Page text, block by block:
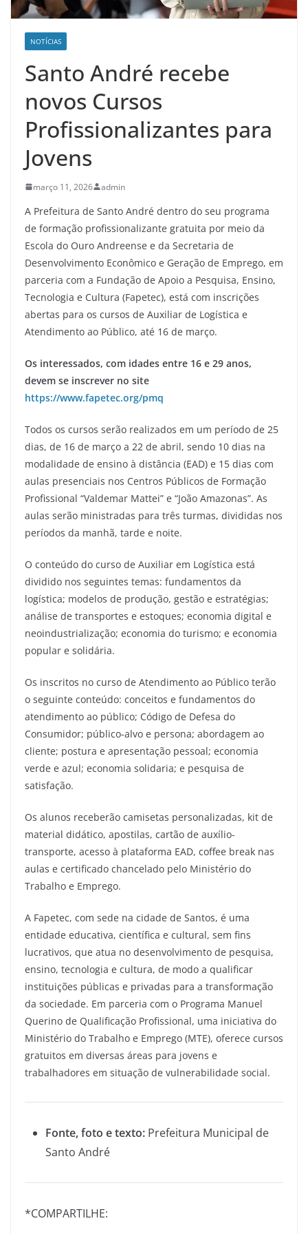
NOTÍCIAS
Santo André recebe
novos Cursos
Profissionalizantes para
Jovens
março 11, 2026 admin
A Prefeitura de Santo André dentro do seu programa
de formação profissionalizante gratuita por meio da
Escola do Ouro Andreense e da Secretaria de
Desenvolvimento Econômico e Geração de Emprego, em
parceria com a Fundação de Apoio a Pesquisa, Ensino,
Tecnologia e Cultura (Fapetec), está com inscrições
abertas para os cursos de Auxiliar de Logística e
Atendimento ao Público, até 16 de março.
Os interessados, com idades entre 16 e 29 anos,
devem se inscrever no site
https://www.fapetec.org/pmq
Todos os cursos serão realizados em um período de 25
dias, de 16 de março a 22 de abril, sendo 10 dias na
modalidade de ensino à distância (EAD) e 15 dias com
aulas presenciais nos Centros Públicos de Formação
Profissional “Valdemar Mattei” e “João Amazonas”. As
aulas serão ministradas para três turmas, divididas nos
períodos da manhã, tarde e noite.
O conteúdo do curso de Auxiliar em Logística está
dividido nos seguintes temas: fundamentos da
logística; modelos de produção, gestão e estratégias;
análise de transportes e estoques; economia digital e
neoindustrialização; economia do turismo; e economia
popular e solidária.
Os inscritos no curso de Atendimento ao Público terão
o seguinte conteúdo: conceitos e fundamentos do
atendimento ao público; Código de Defesa do
Consumidor; público-alvo e persona; abordagem ao
cliente; postura e apresentação pessoal; economia
verde e azul; economia solidaria; e pesquisa de
satisfação.
Os alunos receberão camisetas personalizadas, kit de
material didático, apostilas, cartão de auxílio-
transporte, acesso à plataforma EAD, coffee break nas
aulas e certificado chancelado pelo Ministério do
Trabalho e Emprego.
A Fapetec, com sede na cidade de Santos, é uma
entidade educativa, científica e cultural, sem fins
lucrativos, que atua no desenvolvimento de pesquisa,
ensino, tecnologia e cultura, de modo a qualificar
instituições públicas e privadas para a transformação
da sociedade. Em parceria com o Programa Manuel
Querino de Qualificação Profissional, uma iniciativa do
Ministério do Trabalho e Emprego (MTE), oferece cursos
gratuitos em diversas áreas para jovens e
trabalhadores em situação de vulnerabilidade social.
Fonte, foto e texto: Prefeitura Municipal de
Santo André
*COMPARTILHE: